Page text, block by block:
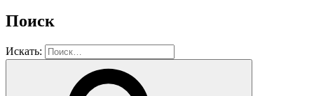
Поиск
Искать: